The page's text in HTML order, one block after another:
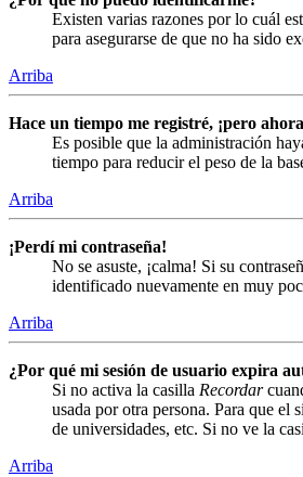
Existen varias razones por lo cuál
para asegurarse de que no ha sido
Arriba
Hace un tiempo me registré, ¡pero
Es posible que la administración
tiempo para reducir el peso de la
Arriba
¡Perdí mi contraseña!
No se asuste, ¡calma! Si su
identificado nuevamente en muy
Arriba
¿Por qué mi sesión de usuario expira
Si no activa la casilla Recordar
usada por otra persona. Para que el
de universidades, etc. Si no ve la
Arriba